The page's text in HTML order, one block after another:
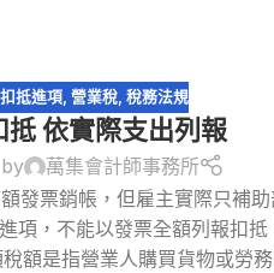
抵進項, 營業稅, 稅務法規
抵 依實際支出列報
萬集會計師事務所
發票銷帳，但雇主實際只補
項，不能以發票全額列報扣
額是指營業人購買貨物或勞